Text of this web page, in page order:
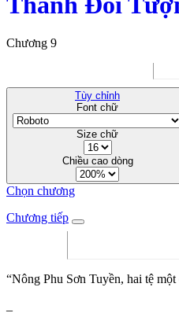
Chương 9
Tùy chỉnh
Font chữ
Size chữ
Chiều cao dòng
Chọn chương
Chương tiếp
“Nông Phu Sơn Tuyền, hai tệ một